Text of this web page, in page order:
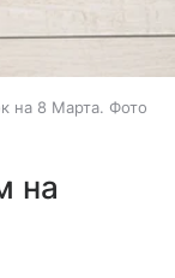
на 8 Марта. Фото
на